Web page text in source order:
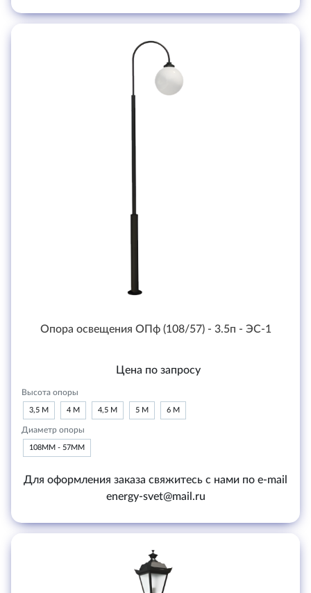
Опора освещения ОПф (108/57) - 3.5п - ЭС-1
Цена по запросу
Высота опоры
3,5 М 4 М 4,5 М 5 М 6 М
Диаметр опоры
108ММ - 57ММ
Для оформления заказа свяжитесь с нами по e-mail
energy-svet@mail.ru